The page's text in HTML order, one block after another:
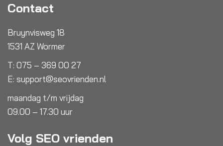
Contact
Bruynvisweg 18
1531 AZ Wormer
T: 075 – 369 00 27
E: support@seovrienden.nl
maandag t/m vrijdag
09.00 – 17.30 uur
Volg SEO vrienden